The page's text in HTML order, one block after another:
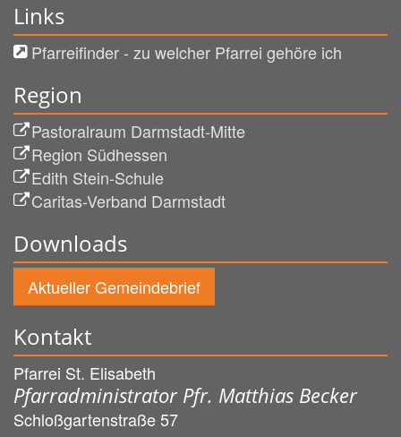
Links
Pfarreifinder - zu welcher Pfarrei gehöre ich
Region
Pastoralraum Darmstadt-Mitte
Region Südhessen
Edith Stein-Schule
Caritas-Verband Darmstadt
Downloads
Aktueller Gemeindebrief
Kontakt
Pfarrei St. Elisabeth
Pfarradministrator Pfr. Matthias Becker
Schloßgartenstraße 57